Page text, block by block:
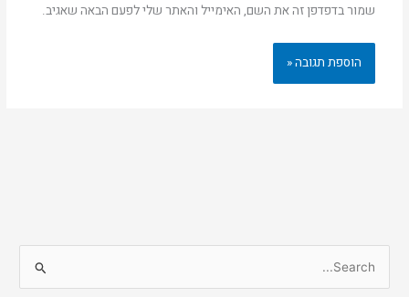
שמור בדפדפן זה את השם, האימייל והאתר שלי לפעם הבאה שאגיב.